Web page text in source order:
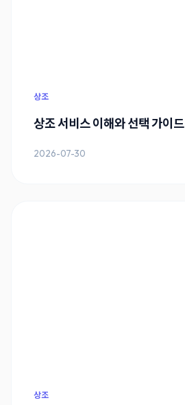
상조
상조 서비스 이해와 선택 가이드
2026-07-30
상조